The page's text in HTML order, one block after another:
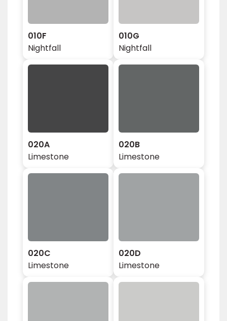
010F
Nightfall
010G
Nightfall
020A
Limestone
020B
Limestone
020C
Limestone
020D
Limestone